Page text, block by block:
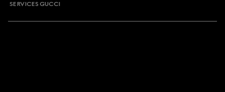
SERVICES GUCCI